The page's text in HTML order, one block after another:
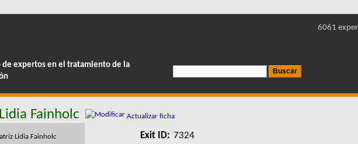
de expertos en el tratamiento de la
6061
Fainholc Actualizar ficha
Exit ID: 7324